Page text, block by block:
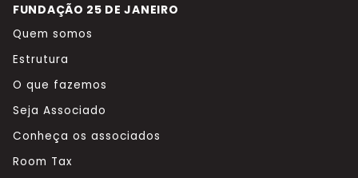
FUNDAÇÃO 25 DE JANEIRO
Quem somos
Estrutura
O que fazemos
Seja Associado
Conheça os associados
Room Tax